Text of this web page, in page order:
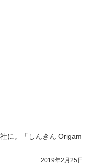
に。「しんきん Origam
2019年2月25日